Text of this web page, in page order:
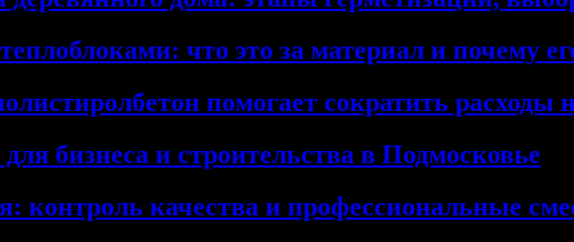
что это за материал и почему
помогает сократить расходы
бизнеса и строительства в Подмосковье
контроль качества и профессиональные